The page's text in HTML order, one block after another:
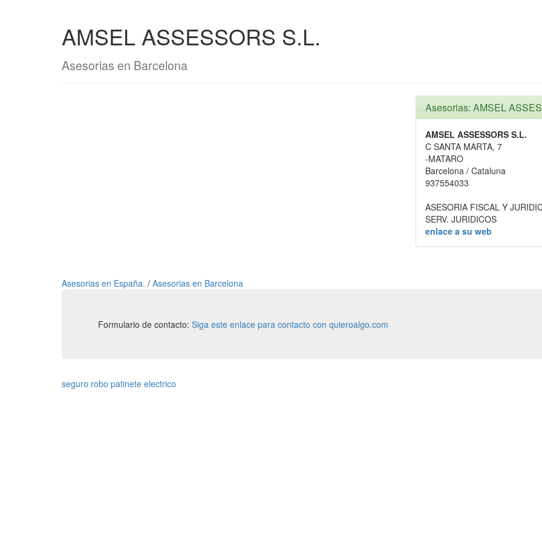
AMSEL ASSESSORS S.L.
Asesorias en Barcelona
Asesorias: AMSEL
AMSEL ASSESSORS S.L.
C SANTA MARTA, 7
-MATARO
Barcelona / Cataluna
937554033
ASESORIA FISCAL Y
SERV. JURIDICOS
enlace a su web
Asesorias en España. / Asesorias en Barcelona
Formulario de contacto: Siga este enlace para contacto con quieroalgo.com
seguro robo patinete electrico